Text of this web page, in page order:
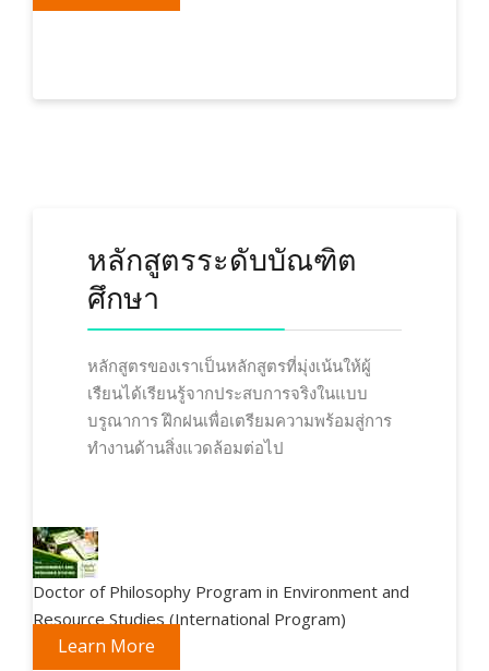
หลักสูตรระดับบัณฑิต
ศึกษา
หลักสูตรของเราเป็นหลักสูตรที่มุ่งเน้นให้ผู้
เรืยนได้เรียนรู้จากประสบการจริงในแบบ
บรูณาการ ฝึกฝนเพื่อเตรียมความพร้อมสู่การ
ทำงานด้านสิ่งแวดล้อมต่อไป
Doctor of Philosophy Program in Environment and
Resource Studies (International Program)
Learn More